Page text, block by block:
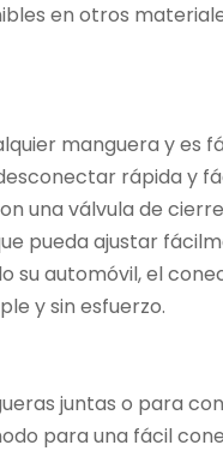
en otros
manguera y es
rápida y
una válvula de
pueda ajustar
su automóvil, el
y sin esfuerzo.
juntas o para
para una fácil